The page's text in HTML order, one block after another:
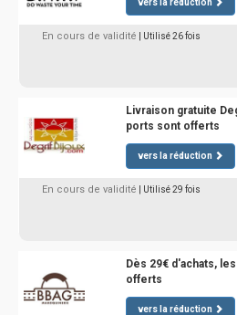
vers la réduction
En cours de validité | Utilisé 26 fois
Livraison gratuite
ports sont offerts
vers la réduction
En cours de validité | Utilisé 29 fois
Dès 29€ d'achats,
offerts
vers la réduction